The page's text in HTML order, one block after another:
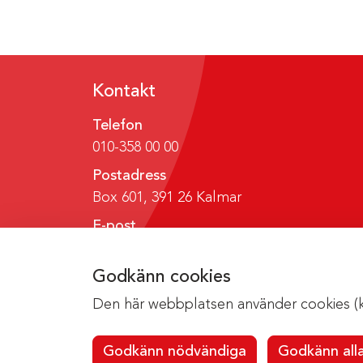
Godkänn cookies
Den här webbplatsen använder cookies
Godkänn nödvändiga Godkänn
Kontakt
Telefon
010-358 00 00
Postadress
Box 601, 391 26 Kalmar
E-post